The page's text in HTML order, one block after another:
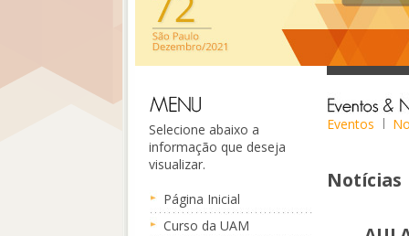
Selecione abaixo a
informação que deseja
visualizar.
Página Inicial
Curso da UAM
Eventos
Notícias